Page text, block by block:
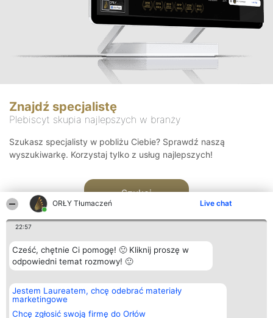
ORŁY Tłumaczeń Live chat
22:57
Cześć, chętnie Ci pomogę! 🙂 Kliknij proszę w
odpowiedni temat rozmowy! 🙂
Jestem Laureatem, chcę odebrać materiały
marketingowe
Chcę zgłosić swoją firmę do Orłów
Znajdź specjalistę
Plebiscyt skupia najlepszych w branży
Szukasz specjalisty w pobliżu Ciebie? Sprawdź naszą
wyszukiwarkę. Korzystaj tylko z usług najlepszych!
Szukaj
Organizator plebiscytu
Bright Side Solutions sp. z o.
o. sp. k.
ul. Ruska 22
Plebiscyt
Laureaci
wszystkich
Kontakt
Kontakt